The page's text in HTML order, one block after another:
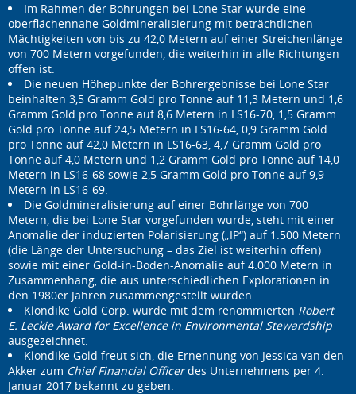
Im Rahmen der Bohrungen bei Lone Star wurde eine
oberflächennahe Goldmineralisierung mit beträchtlichen
Mächtigkeiten von bis zu 42,0 Metern auf einer Streichenlänge
von 700 Metern vorgefunden, die weiterhin in alle Richtungen
offen ist.
Die neuen Höhepunkte der Bohrergebnisse bei Lone Star
beinhalten 3,5 Gramm Gold pro Tonne auf 11,3 Metern und 1,6
Gramm Gold pro Tonne auf 8,6 Metern in LS16-70, 1,5 Gramm
Gold pro Tonne auf 24,5 Metern in LS16-64, 0,9 Gramm Gold
pro Tonne auf 42,0 Metern in LS16-63, 4,7 Gramm Gold pro
Tonne auf 4,0 Metern und 1,2 Gramm Gold pro Tonne auf 14,0
Metern in LS16-68 sowie 2,5 Gramm Gold pro Tonne auf 9,9
Metern in LS16-69.
Die Goldmineralisierung auf einer Bohrlänge von 700
Metern, die bei Lone Star vorgefunden wurde, steht mit einer
Anomalie der induzierten Polarisierung („IP“) auf 1.500 Metern
(die Länge der Untersuchung – das Ziel ist weiterhin offen)
sowie mit einer Gold-in-Boden-Anomalie auf 4.000 Metern in
Zusammenhang, die aus unterschiedlichen Explorationen in
den 1980er Jahren zusammengestellt wurden.
Klondike Gold Corp. wurde mit dem renommierten Robert
E. Leckie Award for Excellence in Environmental Stewardship
ausgezeichnet.
Klondike Gold freut sich, die Ernennung von Jessica van den
Akker zum Chief Financial Officerdes Unternehmens per 4.
Januar 2017 bekannt zu geben.